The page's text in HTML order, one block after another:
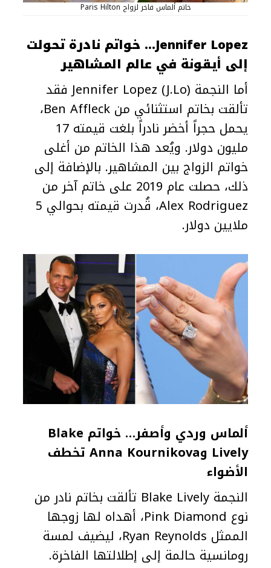
خاتم ألماس فاخر لزواج Paris Hilton
Jennifer Lopez… خواتم نادرة تحولت
إلى أيقونة في عالم المشاهير
أما النجمة Jennifer Lopez (J.Lo) فقد
تألقت بخاتم استثنائي من Ben Affleck،
يحمل حجراً أخضر نادراً بلغت قيمته 17
مليون دولار. ويُعد هذا الخاتم من أغلى
خواتم الزواج بين المشاهير. بالإضافة إلى
ذلك، حصلت عام 2019 على خاتم آخر من
Alex Rodriguez، قُدرت قيمته بحوالي 5
ملايين دولار.
ألماس وردي وأصفر… خواتم Blake
Lively وAnna Kournikova تخطف
الأضواء
النجمة Blake Lively تألقت بخاتم نادر من
نوع Pink Diamond، أهداه لها زوجها
الممثل Ryan Reynolds، ليضيف لمسة
رومانسية حالمة إلى إطلالتها الفاخرة.